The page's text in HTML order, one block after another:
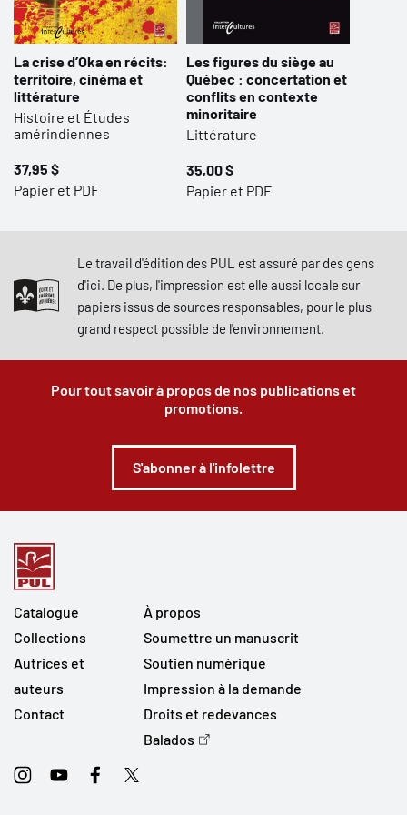
La crise d’Oka en récits:
territoire, cinéma et
littérature
Histoire et Études
amérindiennes
37,95 $
Papier et PDF
Les figures du siège au
Québec : concertation et
conflits en contexte
minoritaire
Littérature
35,00 $
Papier et PDF
Le travail d'édition des PUL est assuré par des gens
d'ici. De plus, l'impression est elle aussi locale sur
papiers issus de sources responsables, pour le plus
grand respect possible de l'environnement.
Pour tout savoir à propos de nos publications et
promotions.
S'abonner à l'infolettre
Catalogue
Collections
Autrices et
auteurs
Contact
À propos
Soumettre un manuscrit
Soutien numérique
Impression à la demande
Droits et redevances
Balados
InstagramYoutubeFacebookTwitter